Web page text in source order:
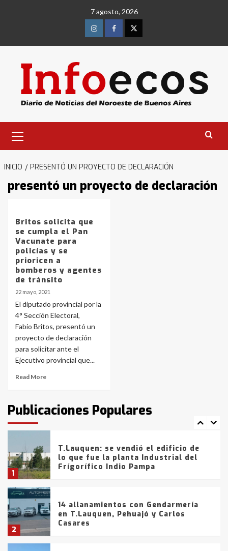
7 agosto, 2026
InstagramFacebookTwitter
primario
INICIO PRESENTÓ UN PROYECTO DE DECLARACIÓN
presentó un proyecto de declaración
Britos solicita que
se cumpla el Pan
Vacunate para
policías y se
prioricen a
bomberos y agentes
de tránsito
22 mayo, 2021
El diputado provincial por la
4° Sección Electoral,
Fabio Britos, presentó un
proyecto de declaración
para solicitar ante el
Ejecutivo provincial que...
Read More
Publicaciones Populares
3
Identidad de los adolescentes
pampeanos que fueron
protagonistas del fatal accidente
en la mañana del lunes
4
Accidente en Ruta 5: falleció un
joven de Trenque Lauquen
5
Los precios de los combustibles en
6
La Bolsa de Cereales de Bahía
Blanca anticipa que Agosto vendrá
con lluvias y heladas, en gran parte
de la provincia
fueron detenidos por
comercialización de drogas en la
tarde del sábado
1
T.Lauquen: se vendió el edificio de
lo que fue la planta Industrial del
Frígorífico Indio Pampa
2
14 allanamientos con Gendarmería
en T.Lauquen, Pehuajó y Carlos
Casares